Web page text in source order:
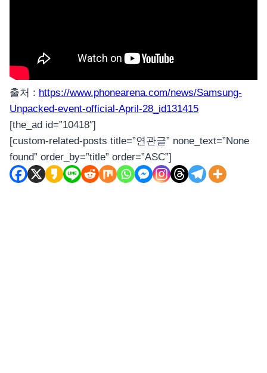
출처 : https://www.phonearena.com/news/Samsung-
Unpacked-event-official-April-28_id131415
[the_ad id=”10418″]
[custom-related-posts title=”연관글” none_text=”None
found” order_by=”title” order=”ASC”]